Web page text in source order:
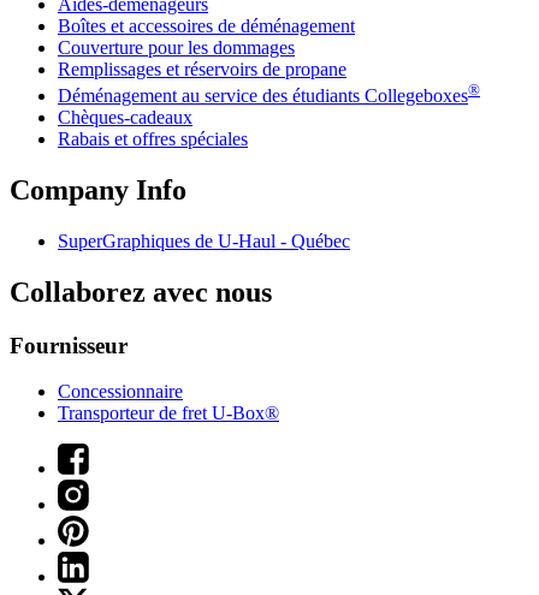
Boîtes et accessoires de déménagement
Couverture pour les dommages
Remplissages et réservoirs de propane
Déménagement au service des étudiants Collegeboxes®
Chèques-cadeaux
Rabais et offres spéciales
Company Info
SuperGraphiques de U-Haul - Québec
Collaborez avec nous
Fournisseur
Concessionnaire
Transporteur de fret U-Box®